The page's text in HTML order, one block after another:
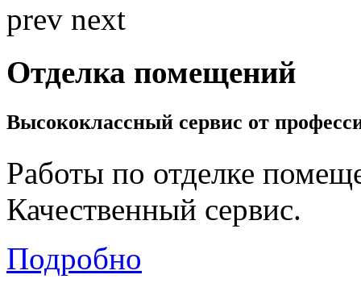
prev next
Отделка помещений
Высококлассный сервис от
Работы по отделке
Качественный сервис.
Подробно